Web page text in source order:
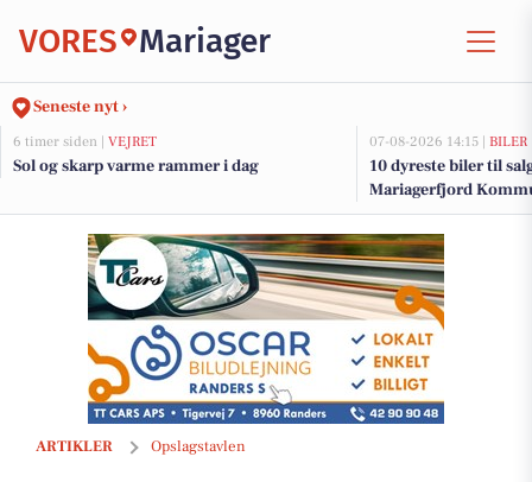
VORES Mariager
Seneste nyt ›
6 timer siden | VEJRET
Sol og skarp varme rammer i dag
07-08-2026 14:15 | BILER
10 dyreste biler til
Mariagerfjord
ARTIKLER Opslagstavlen
TT CARS ApS lancerer attraktivt biludlejningstilbud med fri kilometer